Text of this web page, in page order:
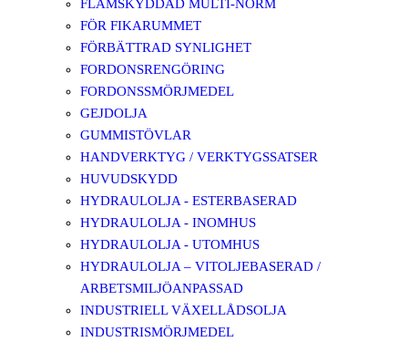
FLAMSKYDDAD MULTI-NORM
FÖR FIKARUMMET
FÖRBÄTTRAD SYNLIGHET
FORDONSRENGÖRING
FORDONSSMÖRJMEDEL
GEJDOLJA
GUMMISTÖVLAR
HANDVERKTYG / VERKTYGSSATSER
HUVUDSKYDD
HYDRAULOLJA - ESTERBASERAD
HYDRAULOLJA - INOMHUS
HYDRAULOLJA - UTOMHUS
HYDRAULOLJA – VITOLJEBASERAD /
ARBETSMILJÖANPASSAD
INDUSTRIELL VÄXELLÅDSOLJA
INDUSTRISMÖRJMEDEL